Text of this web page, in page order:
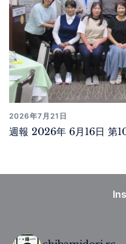
2026年7月21日
週報 2026年 6月16日 第